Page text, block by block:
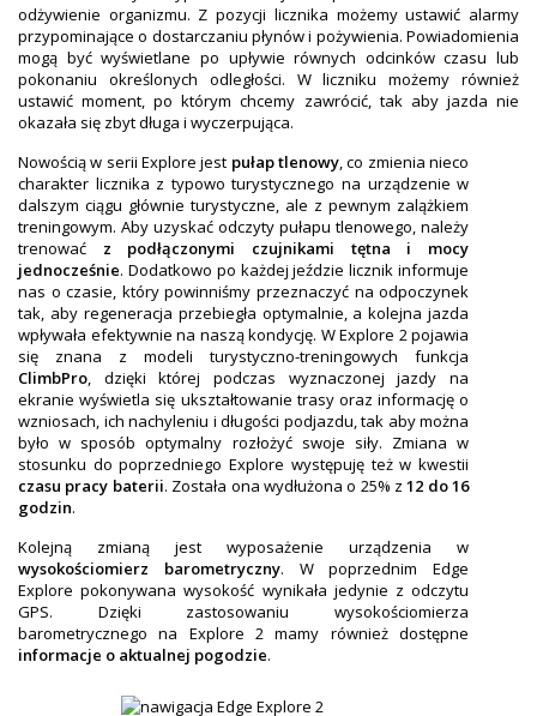
odżywienie organizmu. Z pozycji licznika możemy ustawić alarmy
przypominające o dostarczaniu płynów i pożywienia. Powiadomienia
mogą być wyświetlane po upływie równych odcinków czasu lub
pokonaniu określonych odległości. W liczniku możemy również
ustawić moment, po którym chcemy zawrócić, tak aby jazda nie
okazała się zbyt długa i wyczerpująca.
Nowością w serii Explore jest pułap tlenowy, co zmienia nieco
charakter licznika z typowo turystycznego na urządzenie w
dalszym ciągu głównie turystyczne, ale z pewnym zalążkiem
treningowym. Aby uzyskać odczyty pułapu tlenowego, należy
trenować z podłączonymi czujnikami tętna i mocy
jednocześnie. Dodatkowo po każdej jeździe licznik informuje
nas o czasie, który powinniśmy przeznaczyć na odpoczynek
tak, aby regeneracja przebiegła optymalnie, a kolejna jazda
wpływała efektywnie na naszą kondycję. W Explore 2 pojawia
się znana z modeli turystyczno-treningowych funkcja
ClimbPro, dzięki której podczas wyznaczonej jazdy na
ekranie wyświetla się ukształtowanie trasy oraz informację o
wzniosach, ich nachyleniu i długości podjazdu, tak aby można
było w sposób optymalny rozłożyć swoje siły. Zmiana w
stosunku do poprzedniego Explore występuję też w kwestii
czasu pracy baterii. Została ona wydłużona o 25% z 12 do 16
godzin.
Kolejną zmianą jest wyposażenie urządzenia w
wysokościomierz barometryczny. W poprzednim Edge
Explore pokonywana wysokość wynikała jedynie z odczytu
GPS. Dzięki zastosowaniu wysokościomierza
barometrycznego na Explore 2 mamy również dostępne
informacje o aktualnej pogodzie.